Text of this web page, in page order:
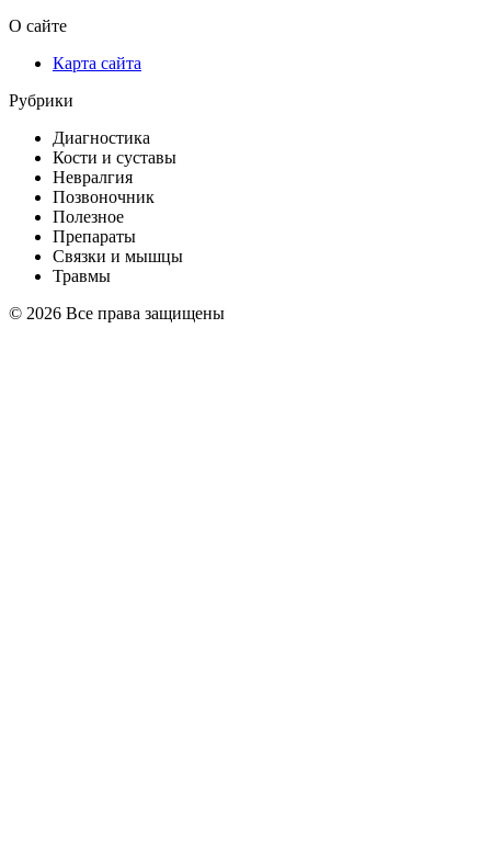
О сайте
Карта сайта
Рубрики
Диагностика
Кости и суставы
Невралгия
Позвоночник
Полезное
Препараты
Связки и мышцы
Травмы
© 2026 Все права защищены